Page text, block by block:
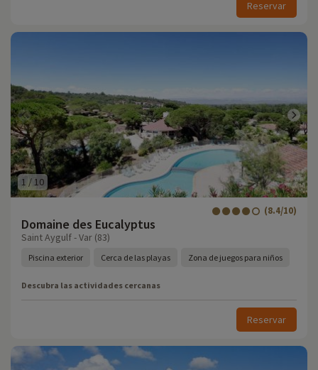
Reservar
1 /10
Domaine des Eucalyptus
(8.4/10)
Saint Aygulf - Var (83)
Piscina exterior Cerca de las playas Zona de juegos para niños
Descubra las actividades cercanas
Reservar